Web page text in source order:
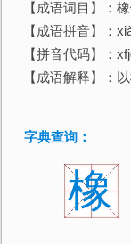
【成语词目】：
【成语拼音】：
【拼音代码】：
【成语解释】：
字典查询：
橡